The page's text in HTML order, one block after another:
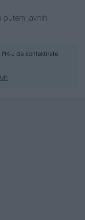
putem javnih
PIK-u da kontaktirate